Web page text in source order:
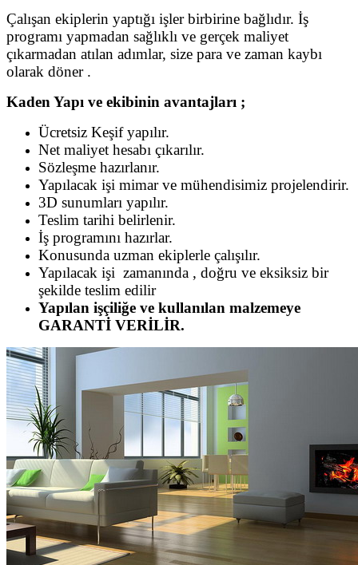
Çalışan ekiplerin yaptığı işler birbirine bağlıdır. İş
programı yapmadan sağlıklı ve gerçek maliyet
çıkarmadan atılan adımlar, size para ve zaman kaybı
olarak döner .
Kaden Yapı ve ekibinin avantajları ;
Ücretsiz Keşif yapılır.
Net maliyet hesabı çıkarılır.
Sözleşme hazırlanır.
Yapılacak işi mimar ve mühendisimiz projelendirir.
3D sunumları yapılır.
Teslim tarihi belirlenir.
İş programını hazırlar.
Konusunda uzman ekiplerle çalışılır.
Yapılacak işi zamanında , doğru ve eksiksiz bir
şekilde teslim edilir
Yapılan işçiliğe ve kullanılan malzemeye
GARANTİ VERİLİR.